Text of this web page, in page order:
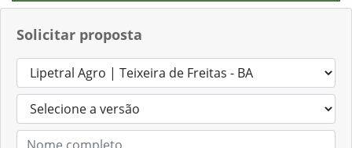
Solicitar proposta